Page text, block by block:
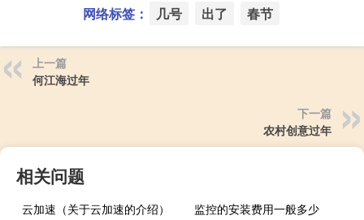
网络标签： 几号 出了 春节
上一篇
何江海过年
下一篇
农村创意过年
相关问题
云加速（关于云加速的介绍） 监控的安装费用一般多少